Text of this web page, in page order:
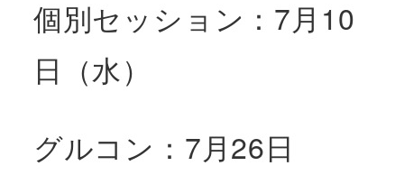
個別セッション：7月10
日（水）
グルコン：7月26日